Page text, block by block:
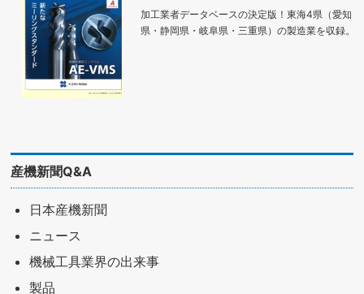
加工業者データベースの決定版！東海4県（愛知
県・静岡県・岐阜県・三重県）の製造業を収録。
産機新聞Q&A
日本産機新聞
ニュース
機械工具業界の出来事
製品